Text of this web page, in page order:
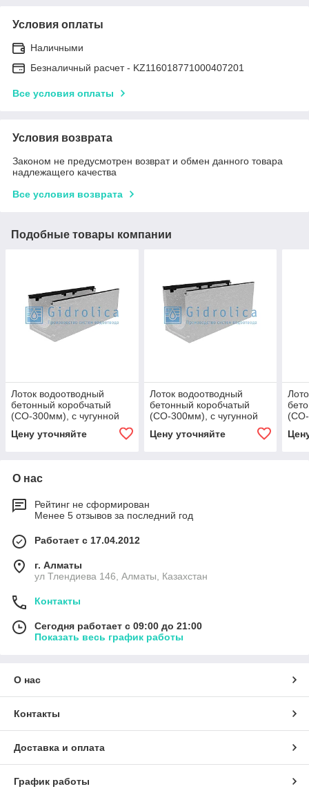
Условия оплаты
Наличными
Безналичный расчет - KZ116018771000407201
Все условия оплаты
Условия возврата
Законом не предусмотрен возврат и обмен данного товара
надлежащего качества
Все условия возврата
Подобные товары компании
Лоток водоотводный
бетонный коробчатый
(СО-300мм), с чугунной
(30).34,5(27,5) - BGZ-S, №
Цену уточняйте
Лоток водоотводный
бетонный коробчатый
(СО-300мм), с чугунной
(30).44,5(37,5) - BGZ-S, №
Цену уточняйте
(СО-
О нас
Рейтинг не сформирован
Менее 5 отзывов за последний год
Работает с 17.04.2012
г. Алматы
ул Тлендиева 146, Алматы, Казахстан
Контакты
Сегодня работает с 09:00 до 21:00
Показать весь график работы
О нас
Контакты
Доставка и оплата
График работы